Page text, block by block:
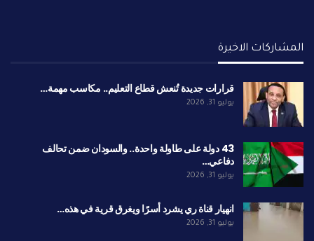
المشاركات الاخيرة
قرارات جديدة تُنعش قطاع التعليم.. مكاسب مهمة…
يوليو 31, 2026
43 دولة على طاولة واحدة.. والسودان ضمن تحالف
دفاعي…
يوليو 31, 2026
انهيار قناة ري يشرد أسرًا ويغرق قرية في هذه…
يوليو 31, 2026